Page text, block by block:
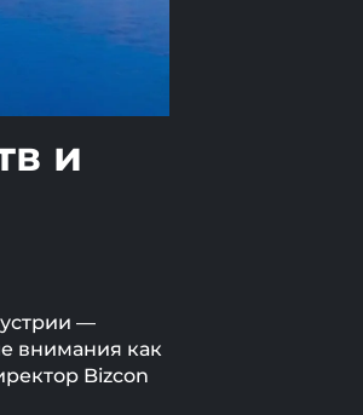
и
—
внимания как
Bizcon